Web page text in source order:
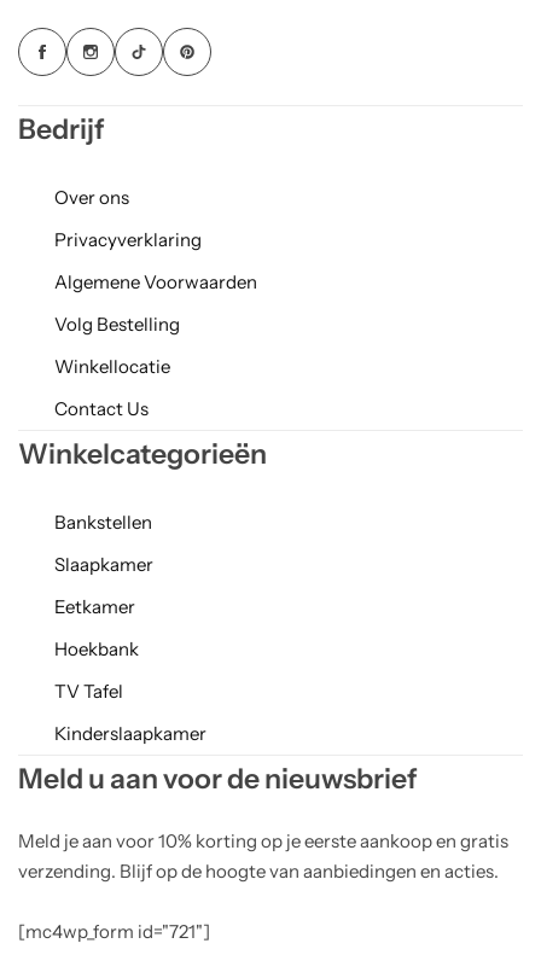
Bedrijf
Over ons
Privacyverklaring
Algemene Voorwaarden
Volg Bestelling
Winkellocatie
Contact Us
Winkelcategorieën
Bankstellen
Slaapkamer
Eetkamer
Hoekbank
TV Tafel
Kinderslaapkamer
Meld u aan voor de nieuwsbrief
Meld je aan voor 10% korting op je eerste aankoop en gratis
verzending. Blijf op de hoogte van aanbiedingen en acties.
[mc4wp_form id="721"]